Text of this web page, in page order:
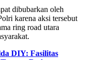
dibubarkan oleh
karena aksi tersebut
ring road utara
DIY: Fasilitas